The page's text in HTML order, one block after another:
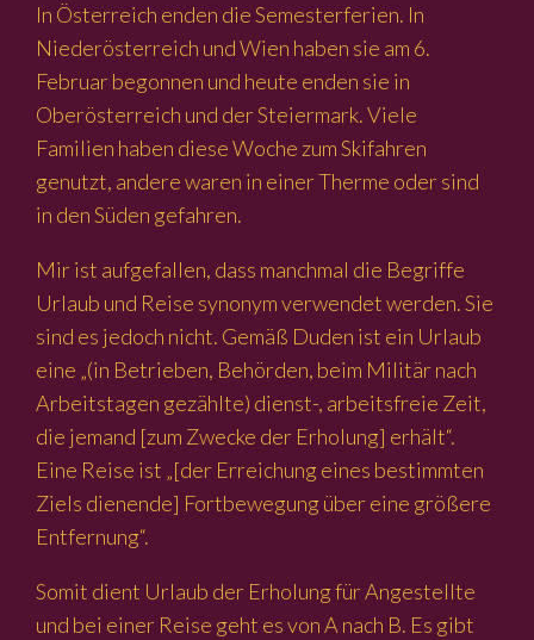
In Österreich enden die Semesterferien. In
Niederösterreich und Wien haben sie am 6.
Februar begonnen und heute enden sie in
Oberösterreich und der Steiermark. Viele
Familien haben diese Woche zum Skifahren
genutzt, andere waren in einer Therme oder sind
in den Süden gefahren.
Mir ist aufgefallen, dass manchmal die Begriffe
Urlaub und Reise synonym verwendet werden. Sie
sind es jedoch nicht. Gemäß Duden ist ein Urlaub
eine „(in Betrieben, Behörden, beim Militär nach
Arbeitstagen gezählte) dienst-, arbeitsfreie Zeit,
die jemand [zum Zwecke der Erholung] erhält“.
Eine Reise ist „[der Erreichung eines bestimmten
Ziels dienende] Fortbewegung über eine größere
Entfernung“.
Somit dient Urlaub der Erholung für Angestellte
und bei einer Reise geht es von A nach B. Es gibt